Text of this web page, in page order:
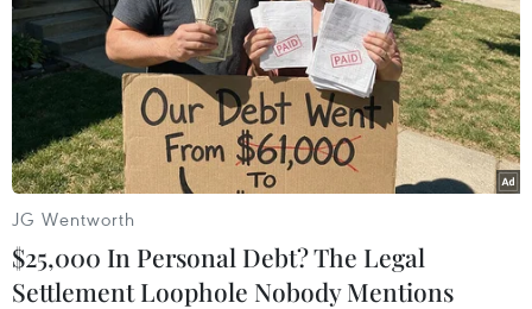
JG Wentworth
$25,000 In Personal Debt? The Legal
Settlement Loophole Nobody Mentions